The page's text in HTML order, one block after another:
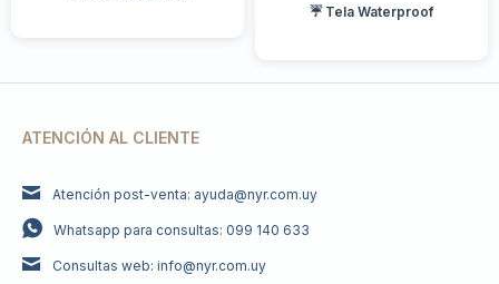
☔ Tela Waterproof
ATENCIÓN AL CLIENTE
Atención post-venta: ayuda@nyr.com.uy
Whatsapp para consultas: 099 140 633
Consultas web: info@nyr.com.uy